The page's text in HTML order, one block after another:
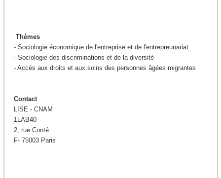
Thèmes
- Sociologie économique de l'entreprise et de l'entrepreunariat
- Sociologie des discriminations et de la diversité
- Accès aux droits et aux soins des personnes âgées migrantes
Contact
LISE - CNAM
1LAB40
2, rue Conté
F- 75003 Paris